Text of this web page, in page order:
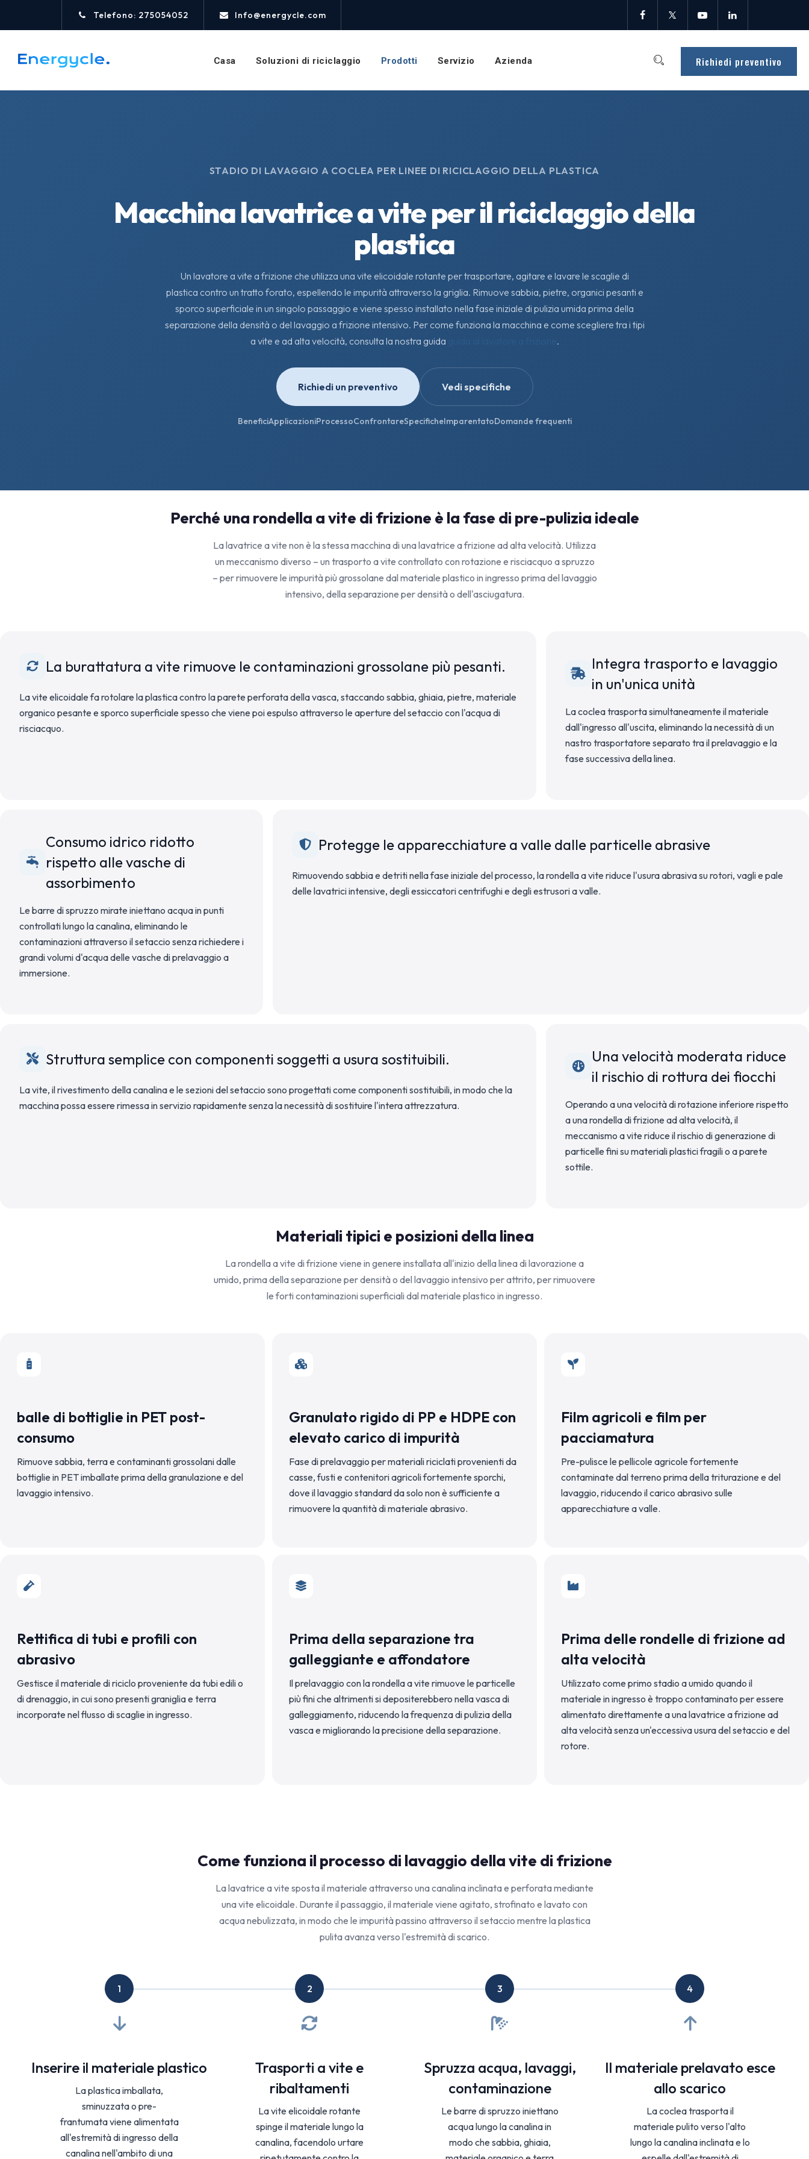
Telefono: 275054052 Info@energycle.com
Richiedi preventivo
Casa Soluzioni di riciclaggio Prodotti Servizio Azienda
STADIO DI LAVAGGIO A COCLEA PER LINEE DI RICICLAGGIO DELLA PLASTICA
Macchina lavatrice a vite per il riciclaggio della
plastica
Un lavatore a vite a frizione che utilizza una vite elicoidale rotante per trasportare, agitare e lavare le scaglie di
plastica contro un tratto forato, espellendo le impurità attraverso la griglia. Rimuove sabbia, pietre, organici pesanti e
sporco superficiale in un singolo passaggio e viene spesso installato nella fase iniziale di pulizia umida prima della
separazione della densità o del lavaggio a frizione intensivo. Per come funziona la macchina e come scegliere tra i tipi
a vite e ad alta velocità, consulta la nostra guida
.
Richiedi un preventivo Vedi specifiche
BeneficiApplicazioniProcessoConfrontareSpecificheImparentatoDomande frequenti
Perché una rondella a vite di frizione è la fase di pre-pulizia ideale
La lavatrice a vite non è la stessa macchina di una lavatrice a frizione ad alta velocità. Utilizza
un meccanismo diverso – un trasporto a vite controllato con rotazione e risciacquo a spruzzo
– per rimuovere le impurità più grossolane dal materiale plastico in ingresso prima del lavaggio
intensivo, della separazione per densità o dell'asciugatura.
La burattatura a vite rimuove le contaminazioni grossolane più pesanti.
La vite elicoidale fa rotolare la plastica contro la parete perforata della vasca, staccando sabbia, ghiaia, pietre, materiale
organico pesante e sporco superficiale spesso che viene poi espulso attraverso le aperture del setaccio con l'acqua di
risciacquo.
Integra trasporto e lavaggio
in un'unica unità
La coclea trasporta simultaneamente il materiale
dall'ingresso all'uscita, eliminando la necessità di un
nastro trasportatore separato tra il prelavaggio e la
fase successiva della linea.
Consumo idrico ridotto
rispetto alle vasche di
assorbimento
Le barre di spruzzo mirate iniettano acqua in punti
controllati lungo la canalina, eliminando le
contaminazioni attraverso il setaccio senza richiedere i
grandi volumi d'acqua delle vasche di prelavaggio a
immersione.
Protegge le apparecchiature a valle dalle particelle abrasive
Rimuovendo sabbia e detriti nella fase iniziale del processo, la rondella a vite riduce l'usura abrasiva su rotori, vagli e pale
delle lavatrici intensive, degli essiccatori centrifughi e degli estrusori a valle.
Struttura semplice con componenti soggetti a usura sostituibili.
La vite, il rivestimento della canalina e le sezioni del setaccio sono progettati come componenti sostituibili, in modo che la
macchina possa essere rimessa in servizio rapidamente senza la necessità di sostituire l'intera attrezzatura.
Una velocità moderata riduce
il rischio di rottura dei fiocchi
Operando a una velocità di rotazione inferiore rispetto
a una rondella di frizione ad alta velocità, il
meccanismo a vite riduce il rischio di generazione di
particelle fini su materiali plastici fragili o a parete
sottile.
Materiali tipici e posizioni della linea
La rondella a vite di frizione viene in genere installata all'inizio della linea di lavorazione a
umido, prima della separazione per densità o del lavaggio intensivo per attrito, per rimuovere
le forti contaminazioni superficiali dal materiale plastico in ingresso.
balle di bottiglie in PET post-
consumo
Rimuove sabbia, terra e contaminanti grossolani dalle
bottiglie in PET imballate prima della granulazione e del
lavaggio intensivo.
Granulato rigido di PP e HDPE con
elevato carico di impurità
Fase di prelavaggio per materiali riciclati provenienti da
casse, fusti e contenitori agricoli fortemente sporchi,
dove il lavaggio standard da solo non è sufficiente a
rimuovere la quantità di materiale abrasivo.
Film agricoli e film per
pacciamatura
Pre-pulisce le pellicole agricole fortemente
contaminate dal terreno prima della triturazione e del
lavaggio, riducendo il carico abrasivo sulle
apparecchiature a valle.
Rettifica di tubi e profili con
abrasivo
Gestisce il materiale di riciclo proveniente da tubi edili o
di drenaggio, in cui sono presenti graniglia e terra
incorporate nel flusso di scaglie in ingresso.
Prima della separazione tra
galleggiante e affondatore
Il prelavaggio con la rondella a vite rimuove le particelle
più fini che altrimenti si depositerebbero nella vasca di
galleggiamento, riducendo la frequenza di pulizia della
vasca e migliorando la precisione della separazione.
Prima delle rondelle di frizione ad
alta velocità
Utilizzato come primo stadio a umido quando il
materiale in ingresso è troppo contaminato per essere
alimentato direttamente a una lavatrice a frizione ad
alta velocità senza un'eccessiva usura del setaccio e del
rotore.
Come funziona il processo di lavaggio della vite di frizione
La lavatrice a vite sposta il materiale attraverso una canalina inclinata e perforata mediante
una vite elicoidale. Durante il passaggio, il materiale viene agitato, strofinato e lavato con
acqua nebulizzata, in modo che le impurità passino attraverso il setaccio mentre la plastica
pulita avanza verso l'estremità di scarico.
1
Inserire il materiale plastico
La plastica imballata,
sminuzzata o pre-
frantumata viene alimentata
all'estremità di ingresso della
canalina nell'ambito di una
2
Trasporti a vite e
ribaltamenti
La vite elicoidale rotante
spinge il materiale lungo la
canalina, facendolo urtare
3
Spruzza acqua, lavaggi,
contaminazione
Le barre di spruzzo iniettano
acqua lungo la canalina in
modo che sabbia, ghiaia,
4
Il materiale prelavato esce
allo scarico
La coclea trasporta il
materiale pulito verso l'alto
lungo la canalina inclinata e lo